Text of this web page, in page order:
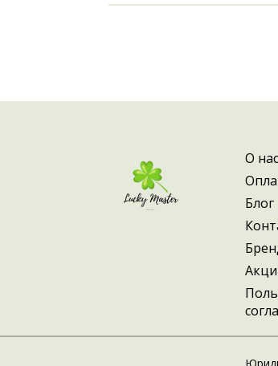
О нас
Блог